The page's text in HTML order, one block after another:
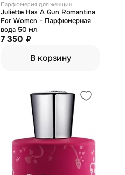
Парфюмерия для женщин
Juliette Has А Gun Romantina
For Women - Парфюмерная
вода 50 мл
7 350 ₽
В корзину